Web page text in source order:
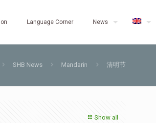
Language Corner News
SHB News Mandarin 清明节
Show all